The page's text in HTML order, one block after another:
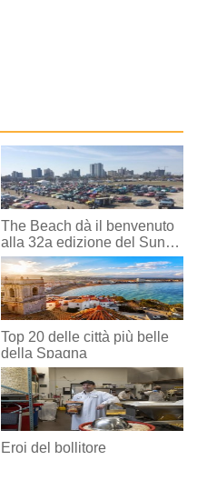
The Beach dà il benvenuto
alla 32a edizione del Sun
Car Show
Top 20 delle città più belle
della Spagna
Eroi del bollitore